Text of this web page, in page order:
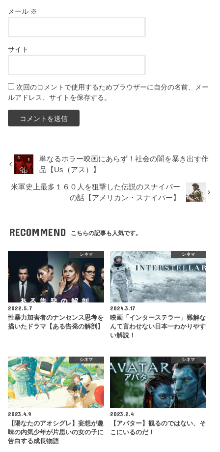
メール ※
サイト
次回のコメントで使用するためブラウザーに自分の名前、メー
ルアドレス、サイトを保存する。
単なるホラー映画にあらず！社会の闇を暴き出す作
品【Us（アス）】
米軍史上最多１６０人を狙撃した伝説のスナイパー
の話【アメリカン・スナイパー】
RECOMMEND こちらの記事も人気です。
シネマ
2022.5.7
性暴力加害者のナンセンス思考を
描いたドラマ【ある告発の解剖】
シネマ
2024.3.17
映画「インターステラー」難解な
んて言わせない日本一わかりやす
い解説！
シネマ
2023.4.9
【陽なたのアオシグレ】妄想が趣
味の内気少年が片思いの女の子に
告白する成長物語
シネマ
2023.2.4
【アバター】観るのではない、そ
こにいるのだ！